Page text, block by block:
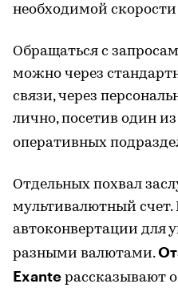
необходимой скорости
Обращаться с
можно через
связи, через
лично, посетив один
оперативных
Отдельных похвал
мультивалютный счет.
автоконвертации для
разными валютами.
Exante рассказывают